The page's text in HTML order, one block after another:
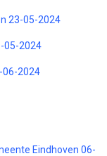
23-05-2024
05-2024
06-2024
Eindhoven 06-